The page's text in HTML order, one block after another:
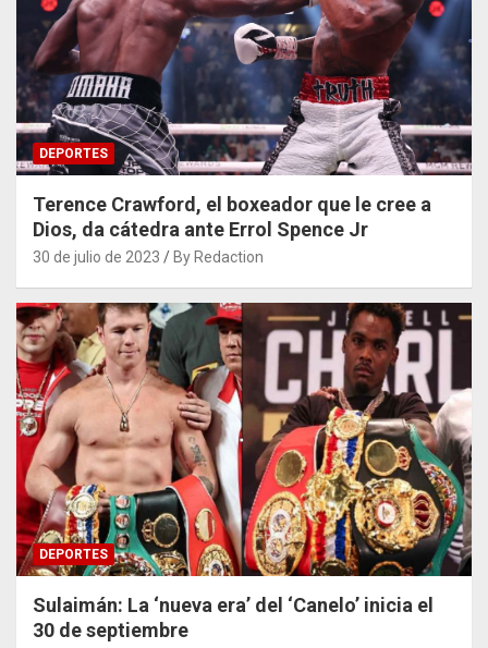
DEPORTES
Terence Crawford, el boxeador que le cree a
Dios, da cátedra ante Errol Spence Jr
30 de julio de 2023 By Redaction
DEPORTES
Sulaimán: La ‘nueva era’ del ‘Canelo’ inicia el
30 de septiembre